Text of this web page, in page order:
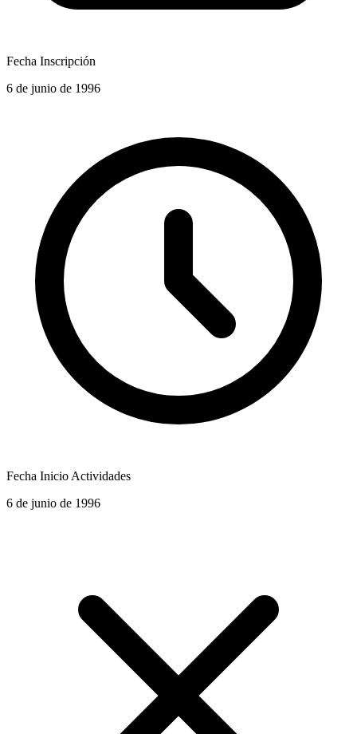
Fecha Inscripción
6 de junio de 1996
Fecha Inicio Actividades
6 de junio de 1996